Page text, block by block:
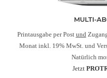
MULTI-
Printausgabe per Post und
Monat inkl. 19% MwSt. und
Natürlich
Jetzt